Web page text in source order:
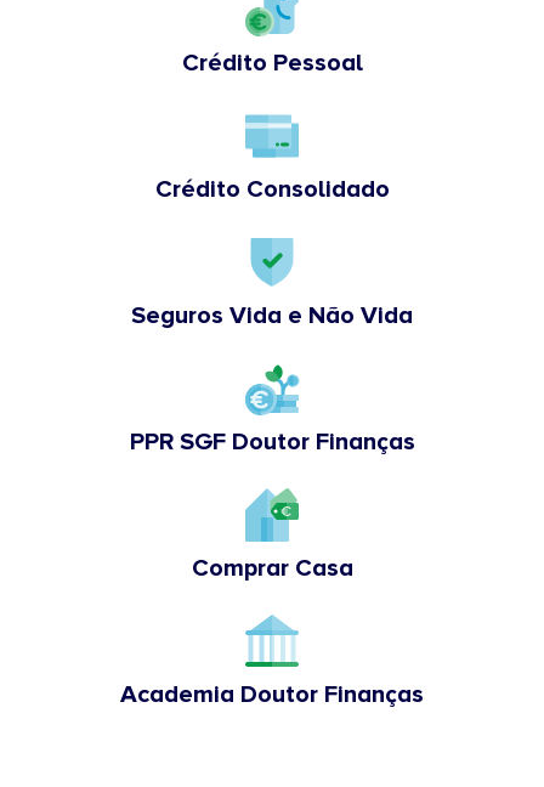
Crédito Pessoal
Crédito Consolidado
Seguros Vida e Não Vida
PPR SGF Doutor Finanças
Comprar Casa
Academia Doutor Finanças